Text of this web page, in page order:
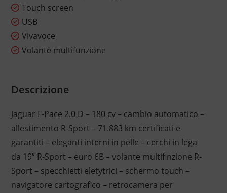
Touch screen
USB
Vivavoce
Volante multifunzione
Descrizione
Jaguar F-Pace 2.0 D – 180 cv – cambio automatico –
allestimento R-Sport – 71.883 km certificati e
garantiti – eleganti interni in pelle – cerchi in lega
da 19” R-Sport – euro 6B – volante multifinzione R-
Sport – specchietti eletytrici – schermo touch –
navigatore cartografico – retrocamera per